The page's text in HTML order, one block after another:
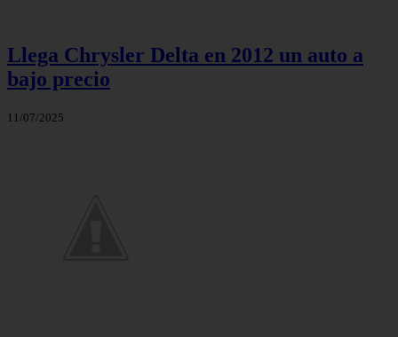
Llega Chrysler Delta en 2012 un auto a
bajo precio
11/07/2025